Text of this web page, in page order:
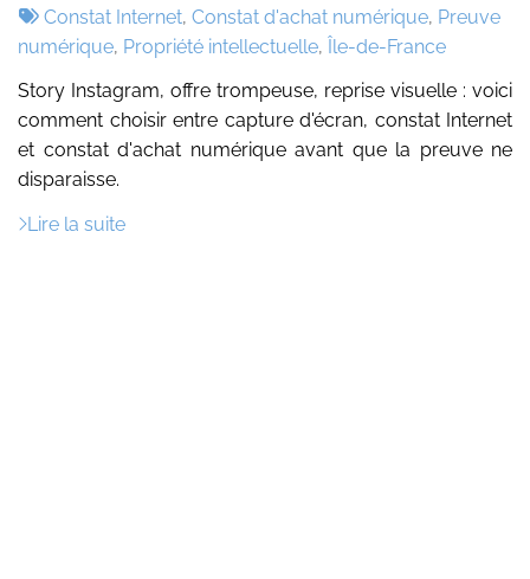
:
par
Tags
:
Constat Internet, Constat d'achat numérique, Preuve
numérique, Propriété intellectuelle, Île-de-France
Story Instagram, offre trompeuse, reprise visuelle : voici
comment choisir entre capture d'écran, constat Internet
et constat d'achat numérique avant que la preuve ne
disparaisse.
Lire la suite